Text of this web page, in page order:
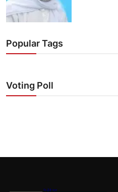
Popular Tags
Voting Poll